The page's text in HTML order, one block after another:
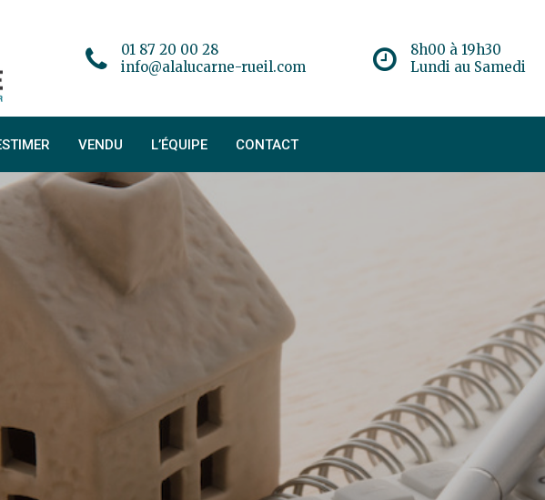
8h00 à 19h30
Lundi au Samedi
01 87 20 00 28
info@alalucarne-rueil.com
VENDU L’ÉQUIPE CONTACT